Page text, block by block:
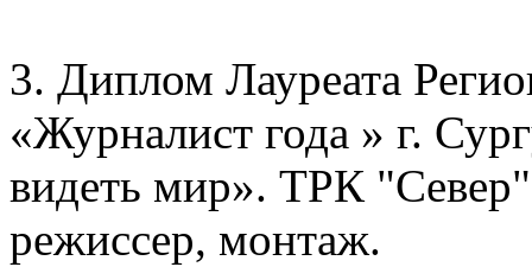
3. Диплом Лауреата
«Журналист года » г.
видеть мир». ТРК
режиссер, монтаж.